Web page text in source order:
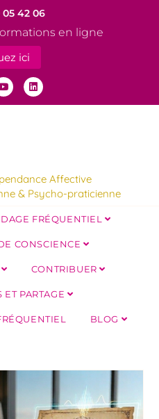
42 06
en ligne
ici
Affective
& Psycho-praticienne
FRÉQUENTIEL
CONSCIENCE
CONTRIBUER
ET PARTAGE
BLOG